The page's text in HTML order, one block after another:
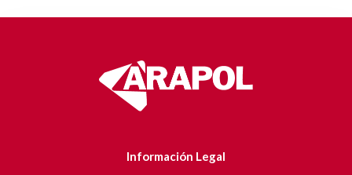
Información Legal